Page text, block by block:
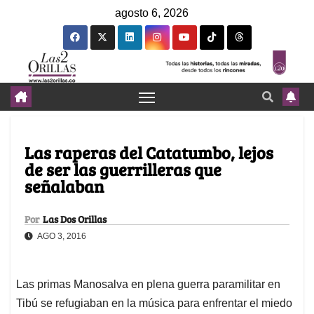
agosto 6, 2026
Las raperas del Catatumbo, lejos
de ser las guerrilleras que
señalaban
Por Las Dos Orillas
AGO 3, 2016
Las primas Manosalva en plena guerra paramilitar en
Tibú se refugiaban en la música para enfrentar el miedo